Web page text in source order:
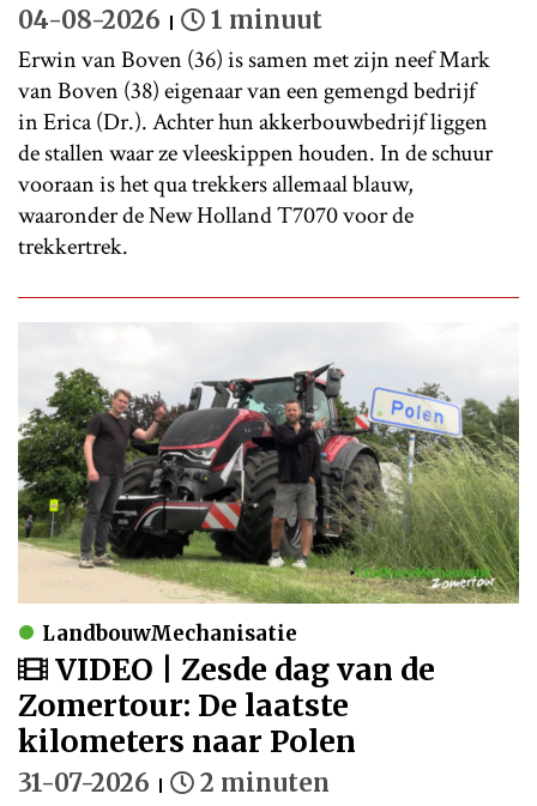
04-08-2026 1 minuut
Erwin van Boven (36) is samen met zijn neef Mark
van Boven (38) eigenaar van een gemengd bedrijf
in Erica (Dr.). Achter hun akkerbouwbedrijf liggen
de stallen waar ze vleeskippen houden. In de schuur
vooraan is het qua trekkers allemaal blauw,
waaronder de New Holland T7070 voor de
trekkertrek.
LandbouwMechanisatie
VIDEO | Zesde dag van de
Zomertour: De laatste
kilometers naar Polen
31-07-2026 2 minuten